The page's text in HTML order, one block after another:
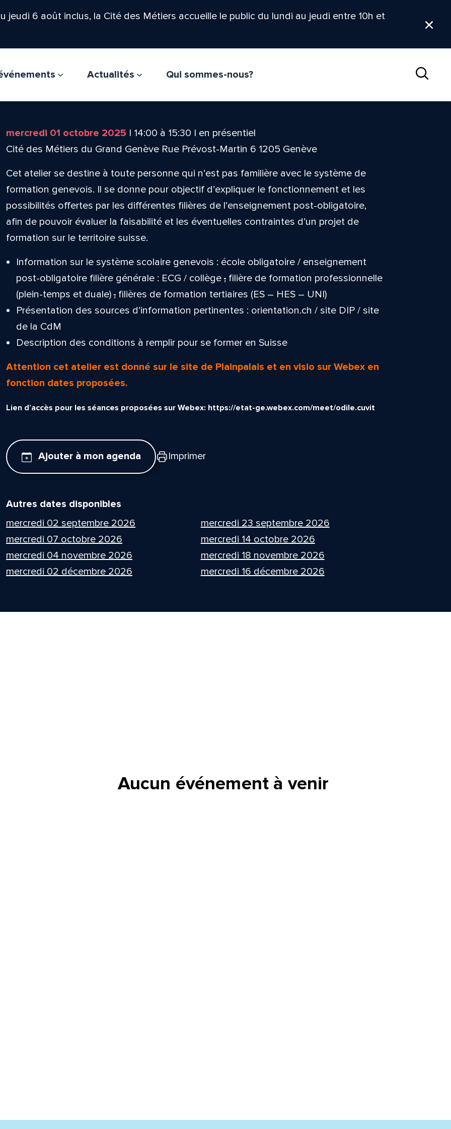
6 août inclus, la Cité des Métiers accueille le public du lundi au jeudi entre 10h et
Actualités
Qui sommes-nous?
mercredi 01 octobre 2025 | 14:00 à 15:30 | en présentiel
Cité des Métiers du Grand Genève Rue Prévost-Martin 6 1205 Genève
Cet atelier se destine à toute personne qui n’est pas familière avec le système de
formation genevois. Il se donne pour objectif d’expliquer le fonctionnement et les
possibilités offertes par les différentes filières de l’enseignement post-obligatoire,
afin de pouvoir évaluer la faisabilité et les éventuelles contraintes d’un projet de
formation sur le territoire suisse.
Information sur le système scolaire genevois : école obligatoire / enseignement
post-obligatoire filière générale : ECG / collège ,filière de formation professionnelle
(plein-temps et duale) ,filières de formation tertiaires (ES – HES – UNI)
Présentation des sources d’information pertinentes : orientation.ch / site DIP / site
de la CdM
Description des conditions à remplir pour se former en Suisse
Attention cet atelier est donné sur le site de Plainpalais et en visio sur Webex en
fonction dates proposées.
Lien d’accès pour les séances proposées sur Webex: https://etat-ge.webex.com/meet/odile.cuvit
Ajouter à mon agenda Imprimer
Autres dates disponibles
mercredi 02 septembre 2026
mercredi 07 octobre 2026
mercredi 04 novembre 2026
mercredi 02 décembre 2026
mercredi 23 septembre 2026
mercredi 14 octobre 2026
mercredi 18 novembre 2026
mercredi 16 décembre 2026
Aucun événement à venir